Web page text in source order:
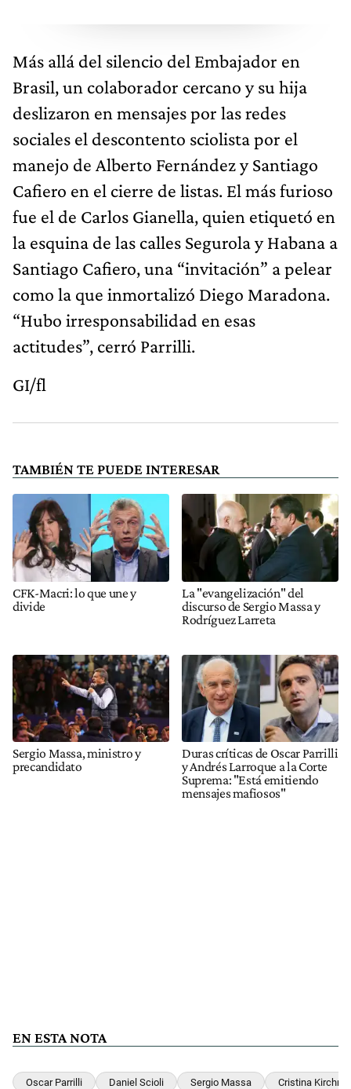
Más allá del silencio del Embajador en
Brasil, un colaborador cercano y su hija
deslizaron en mensajes por las redes
sociales el descontento sciolista por el
manejo de Alberto Fernández y Santiago
Cafiero en el cierre de listas. El más furioso
fue el de Carlos Gianella, quien etiquetó en
la esquina de las calles Segurola y Habana a
Santiago Cafiero, una “invitación” a pelear
como la que inmortalizó Diego Maradona.
“Hubo irresponsabilidad en esas
actitudes”, cerró Parrilli.
GI/fl
TAMBIÉN TE PUEDE INTERESAR
CFK-Macri: lo que une y
divide
La "evangelización" del
discurso de Sergio Massa y
Rodríguez Larreta
Sergio Massa, ministro y
precandidato
Duras críticas de Oscar Parrilli
y Andrés Larroque a la Corte
Suprema: "Está emitiendo
mensajes mafiosos"
EN ESTA NOTA
Oscar Parrilli Daniel Scioli Sergio Massa Cristina Kirchner